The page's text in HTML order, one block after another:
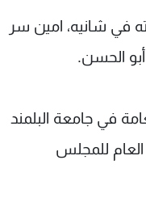
في شانيه، امين سر
أبو الحسن.
في جامعة البلمند
للمجلس